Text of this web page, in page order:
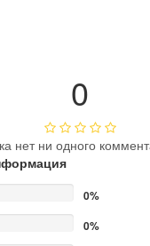
0
нет ни одного
0%
0%